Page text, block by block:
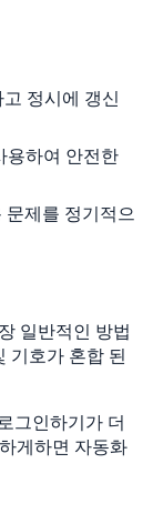
정시에 갱신
용하여 안전한
문제를 정기적으
일반적인 방법
기호가 혼합 된
그인하기가 더
게하면 자동화